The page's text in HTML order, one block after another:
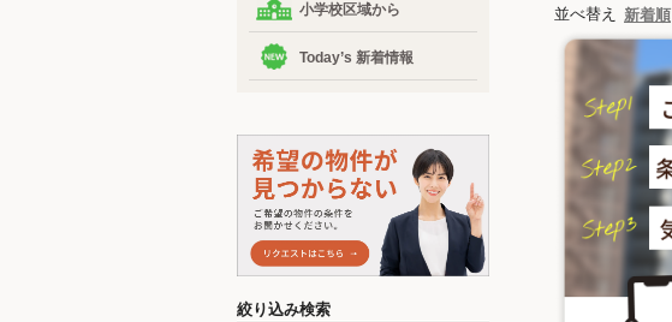
並べ替え 新着順
小学校区域から
Today’s 新着情報
絞り込み検索